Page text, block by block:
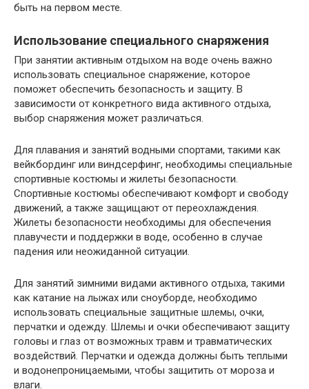
быть на первом месте.
Использование специального снаряжения
При занятии активным отдыхом на воде очень важно
использовать специальное снаряжение, которое
поможет обеспечить безопасность и защиту. В
зависимости от конкретного вида активного отдыха,
выбор снаряжения может различаться.
Для плавания и занятий водными спортами, такими как
вейкбординг или виндсерфинг, необходимы специальные
спортивные костюмы и жилеты безопасности.
Спортивные костюмы обеспечивают комфорт и свободу
движений, а также защищают от переохлаждения.
Жилеты безопасности необходимы для обеспечения
плавучести и поддержки в воде, особенно в случае
падения или неожиданной ситуации.
Для занятий зимними видами активного отдыха, такими
как катание на лыжах или сноуборде, необходимо
использовать специальные защитные шлемы, очки,
перчатки и одежду. Шлемы и очки обеспечивают защиту
головы и глаз от возможных травм и травматических
воздействий. Перчатки и одежда должны быть теплыми
и водонепроницаемыми, чтобы защитить от мороза и
влаги.